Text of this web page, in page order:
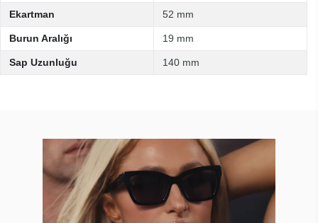
Ekartman 52 mm
Burun Aralığı 19 mm
Sap Uzunluğu 140 mm